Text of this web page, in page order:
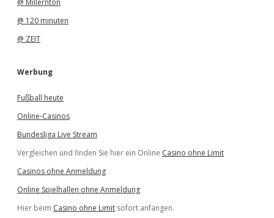
@ Millernton
@ 120 minuten
@ ZEIT
Werbung
Fußball heute
Online-Casinos
Bundesliga Live Stream
Vergleichen und finden Sie hier ein Online Casino ohne Limit
Casinos ohne Anmeldung
Online Spielhallen ohne Anmeldung
Hier beim Casino ohne Limit sofort anfangen.